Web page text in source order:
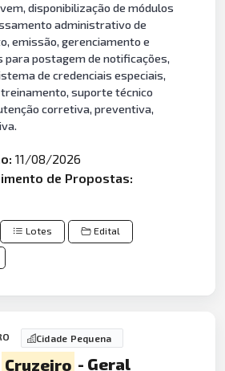
disponibilização de módulos
administrativo de
emissão, gerenciamento e
para postagem de notificações,
de credenciais especiais,
suporte técnico
corretiva, preventiva,
11/08/2026
de Propostas:
Lotes Edital
Cidade Pequena
Cruzeiro - Geral